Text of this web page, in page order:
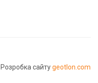
Розробка сайтуgeotlon.com